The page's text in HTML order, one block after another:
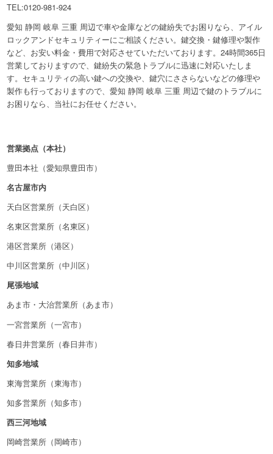
TEL:0120-981-924
愛知 静岡 岐阜 三重 周辺で車や金庫などの鍵紛失でお困りなら、アイル
ロックアンドセキュリティーにご相談ください。鍵交換・鍵修理や製作
など、お安い料金・費用で対応させていただいております。24時間365日
営業しておりますので、鍵紛失の緊急トラブルに迅速に対応いたしま
す。セキュリティの高い鍵への交換や、鍵穴にささらないなどの修理や
製作も行っておりますので、愛知 静岡 岐阜 三重 周辺で鍵のトラブルに
お困りなら、当社にお任せください。
営業拠点（本社）
豊田本社（愛知県豊田市）
名古屋市内
天白区営業所（天白区）
名東区営業所（名東区）
港区営業所（港区）
中川区営業所（中川区）
尾張地域
あま市・大治営業所（あま市）
一宮営業所（一宮市）
春日井営業所（春日井市）
知多地域
東海営業所（東海市）
知多営業所（知多市）
西三河地域
岡崎営業所（岡崎市）